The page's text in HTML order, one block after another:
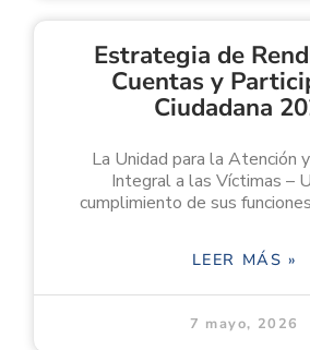
Estrategia de
Cuentas y
Ciudadana
La Unidad para la Atención
Integral a las Víctimas –
cumplimiento de sus
LEER MÁS »
7 mayo, 2026